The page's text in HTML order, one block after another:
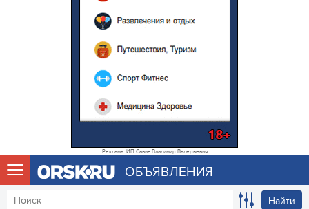
Реклама. ИП Савин Владимир Валерьевич
ОБЪЯВЛЕНИЯ
Найти